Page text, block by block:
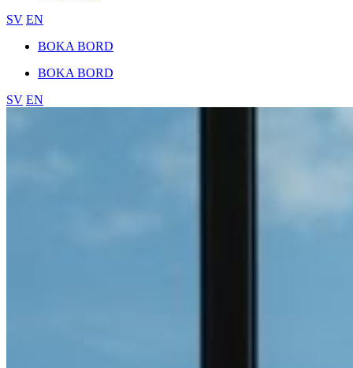
SV EN
BOKA BORD
BOKA BORD
SV EN